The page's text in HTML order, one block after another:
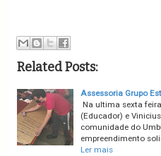
Related Posts:
Assessoria Grupo
Na ultima sexta
(Educador) e
comunidade do
empreendimento
Ler mais